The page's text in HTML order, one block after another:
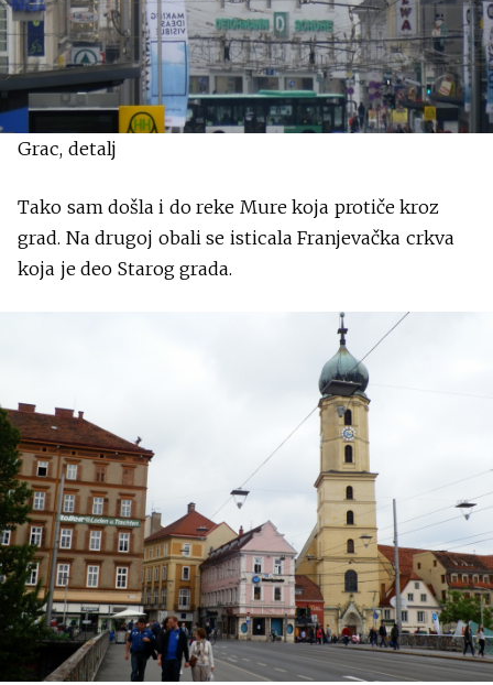
Grac, detalj
Tako sam došla i do reke Mure koja protiče kroz
grad. Na drugoj obali se isticala Franjevačka crkva
koja je deo Starog grada.